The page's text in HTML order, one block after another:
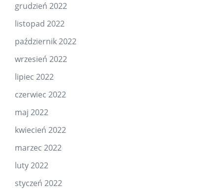
grudzień 2022
listopad 2022
październik 2022
wrzesień 2022
lipiec 2022
czerwiec 2022
maj 2022
kwiecień 2022
marzec 2022
luty 2022
styczeń 2022